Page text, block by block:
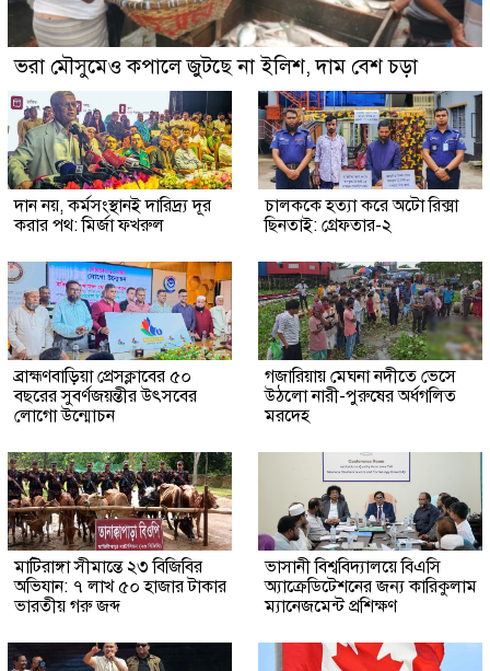
ভরা মৌসুমেও কপালে জুটছে না ইলিশ, দাম বেশ চড়া
দান নয়, কর্মসংস্থানই দারিদ্র্য দূর
করার পথ: মির্জা ফখরুল
চালককে হত্যা করে অটো রিক্সা
ছিনতাই: গ্রেফতার-২
ব্রাহ্মণবাড়িয়া প্রেসক্লাবের ৫০
বছরের সুবর্ণজয়ন্তীর উৎসবের
লোগো উন্মোচন
গজারিয়ায় মেঘনা নদীতে ভেসে
উঠলো নারী-পুরুষের অর্ধগলিত
মরদেহ
মাটিরাঙ্গা সীমান্তে ২৩ বিজিবির
অভিযান: ৭ লাখ ৫০ হাজার টাকার
ভারতীয় গরু জব্দ
ভাসানী বিশ্ববিদ্যালয়ে বিএসি
অ্যাক্রেডিটেশনের জন্য কারিকুলাম
ম্যানেজমেন্ট প্রশিক্ষণ